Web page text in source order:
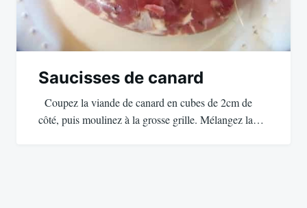
Saucisses de canard
Coupez la viande de canard en cubes de 2cm de
côté, puis moulinez à la grosse grille. Mélangez la…